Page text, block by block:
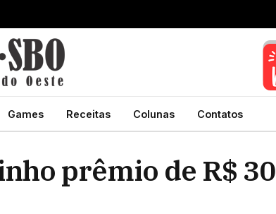
Games Receitas Colunas Contatos
prêmio de R$ 30